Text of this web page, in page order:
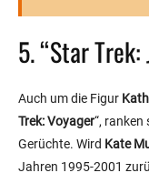
5. “Star Trek:
Auch um die Figur
Trek: Voyager“,
Gerüchte. Wird Kate
Jahren 1995-2001